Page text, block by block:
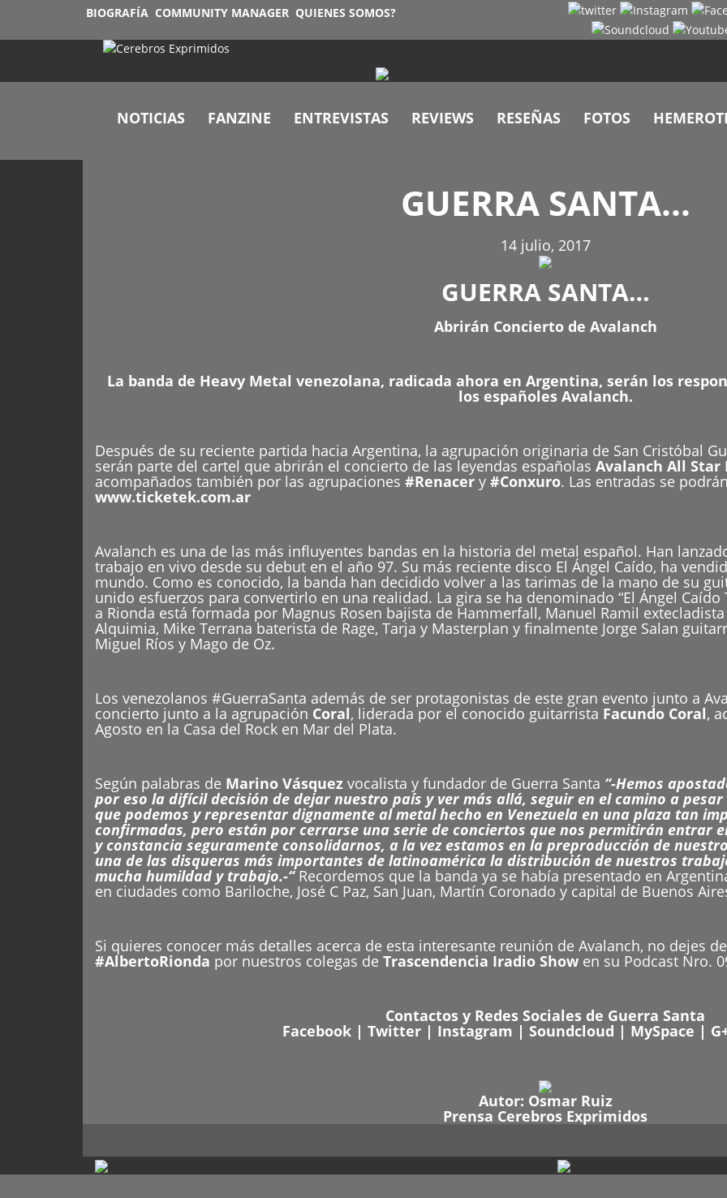
BIOGRAFÍA COMMUNITY MANAGER QUIENES SOMOS?
NOTICIAS FANZINE ENTREVISTAS REVIEWS RESEÑAS FOTOS
GUERRA SANTA…
14 julio, 2017
GUERRA SANTA…
Abrirán Concierto de Avalanch
La banda de Heavy Metal venezolana, radicada ahora en Argentina, serán los
los españoles Avalanch.
Después de su reciente partida hacia Argentina, la agrupación originaria de San Cristóbal
serán parte del cartel que abrirán el concierto de las leyendas españolas Avalanch All Star
acompañados también por las agrupaciones #Renacer y #Conxuro. Las entradas se
www.ticketek.com.ar
Avalanch es una de las más influyentes bandas en la historia del metal español. Han
trabajo en vivo desde su debut en el año 97. Su más reciente disco El Ángel Caído, ha
mundo. Como es conocido, la banda han decidido volver a las tarimas de la mano de su
unido esfuerzos para convertirlo en una realidad. La gira se ha denominado “El Ángel
a Rionda está formada por Magnus Rosen bajista de Hammerfall, Manuel Ramil
Alquimia, Mike Terrana baterista de Rage, Tarja y Masterplan y finalmente Jorge Salan
Miguel Ríos y Mago de Oz.
Los venezolanos #GuerraSanta además de ser protagonistas de este gran evento junto a
concierto junto a la agrupación Coral, liderada por el conocido guitarrista Facundo Coral,
Agosto en la Casa del Rock en Mar del Plata.
Según palabras de Marino Vásquez vocalista y fundador de Guerra Santa “-Hemos
por eso la difícil decisión de dejar nuestro país y ver más allá, seguir en el camino a
que podemos y representar dignamente al metal hecho en Venezuela en una plaza tan
confirmadas, pero están por cerrarse una serie de conciertos que nos permitirán entrar
y constancia seguramente consolidarnos, a la vez estamos en la preproducción de
una de las disqueras más importantes de latinoamérica la distribución de nuestros
mucha humildad y trabajo.-“Recordemos que la banda ya se había presentado en
en ciudades como Bariloche, José C Paz, San Juan, Martín Coronado y capital de Buenos
Si quieres conocer más detalles acerca de esta interesante reunión de Avalanch, no dejes
#AlbertoRionda por nuestros colegas de Trascendencia Iradio Show en su Podcast Nro.
Contactos y Redes Sociales de Guerra Santa
Facebook| Twitter| Instagram | Soundcloud | MySpace |
Autor: Osmar Ruiz
Prensa Cerebros Exprimidos